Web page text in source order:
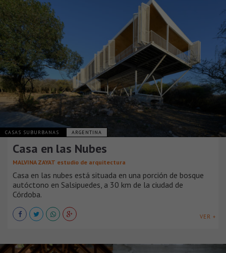
CASAS SUBURBANAS ARGENTINA
Casa en las Nubes
MALVINA ZAYAT estudio de arquitectura
Casa en las nubes está situada en una porción de bosque
autóctono en Salsipuedes, a 30 km de la ciudad de
Córdoba.
VER +